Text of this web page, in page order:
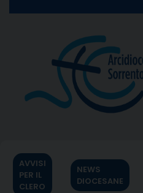
AVVISI
PER IL
CLERO
NEWS
DIOCESANE